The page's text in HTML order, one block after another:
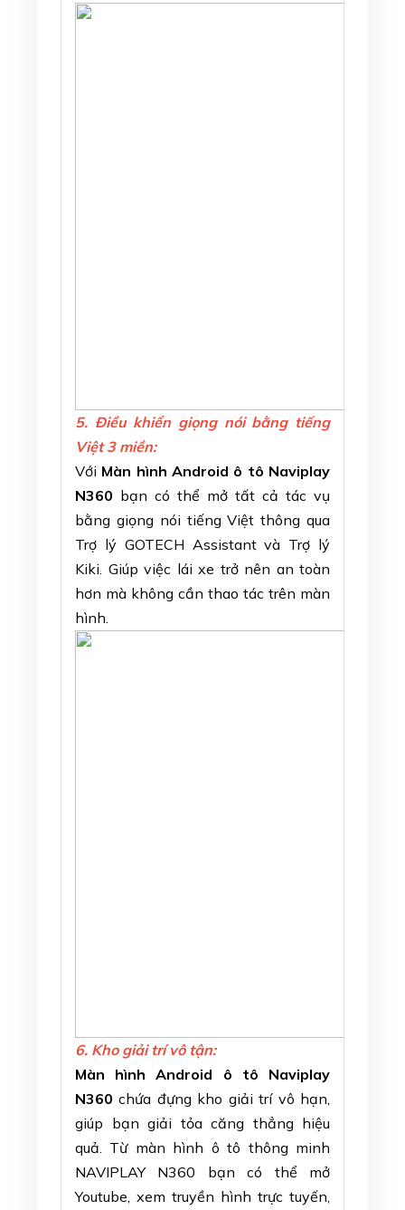
5. Điều khiển giọng nói bằng tiếng
Việt 3 miền:
Với Màn hình Android ô tô Naviplay
N360 bạn có thể mở tất cả tác vụ
bằng giọng nói tiếng Việt thông qua
Trợ lý GOTECH Assistant và Trợ lý
Kiki. Giúp việc lái xe trở nên an toàn
hơn mà không cần thao tác trên màn
hình.
6. Kho giải trí vô tận:
Màn hình Android ô tô Naviplay
N360 chứa đựng kho giải trí vô hạn,
giúp bạn giải tỏa căng thẳng hiệu
quả. Từ màn hình ô tô thông minh
NAVIPLAY N360 bạn có thể mở
Youtube, xem truyền hình trực tuyến,